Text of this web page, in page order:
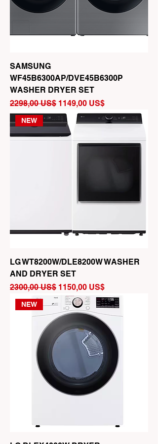
SAMSUNG
WF45B6300AP/DVE45B6300P
WASHER DRYER SET
Precio
2298,00 US$ Precio de oferta
1149,00 US$
NEW
LG WT8200W/DLE8200W WASHER
AND DRYER SET
Precio
2300,00 US$ Precio de oferta
1150,00 US$
NEW